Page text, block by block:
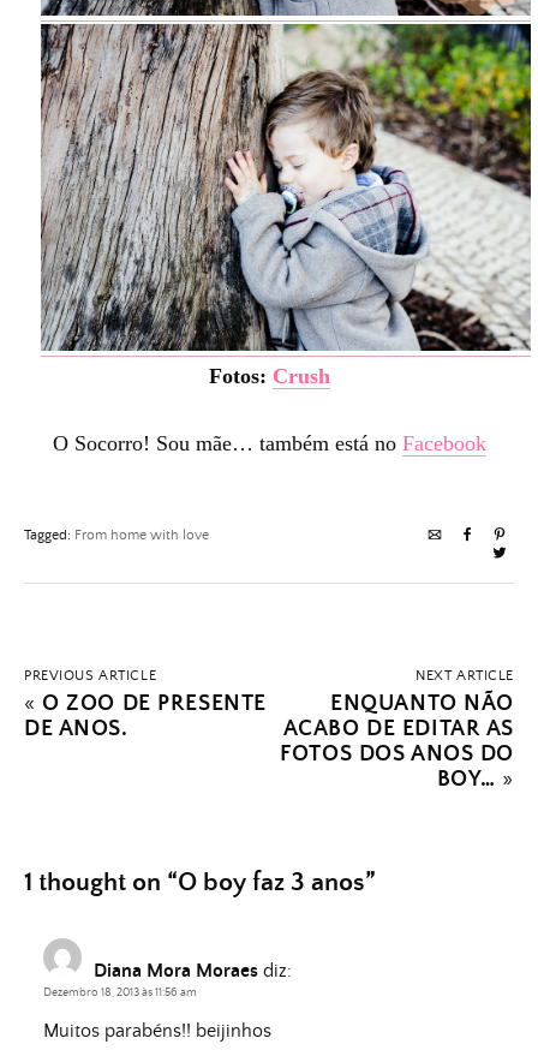
Fotos: Crush
O Socorro! Sou mãe… também está no Facebook
Tagged: From home with love
PREVIOUS ARTICLE
« O ZOO DE PRESENTE
DE ANOS.
NEXT ARTICLE
ENQUANTO NÃO
ACABO DE EDITAR AS
FOTOS DOS ANOS DO
BOY… »
1 thought on “O boy faz 3 anos”
Diana Mora Moraes diz:
Dezembro 18, 2013 às 11:56 am
Muitos parabéns!! beijinhos